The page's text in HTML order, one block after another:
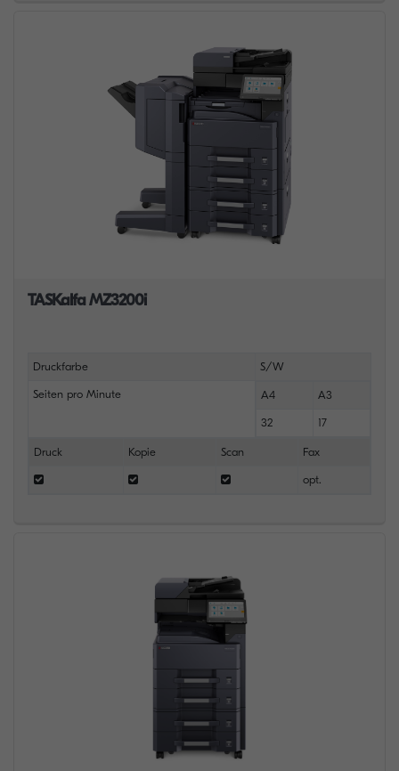
TASKalfa MZ3200i
Druckfarbe S/W
Seiten pro Minute A4 A3
32 17
Druck Kopie Scan Fax
opt.